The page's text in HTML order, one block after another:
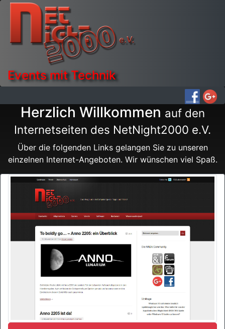
Events mit Technik
Herzlich Willkommen auf den
Internetseiten des NetNight2000 e.V.
Über die folgenden Links gelangen Sie zu unseren
einzelnen Internet-Angeboten. Wir wünschen viel Spaß.